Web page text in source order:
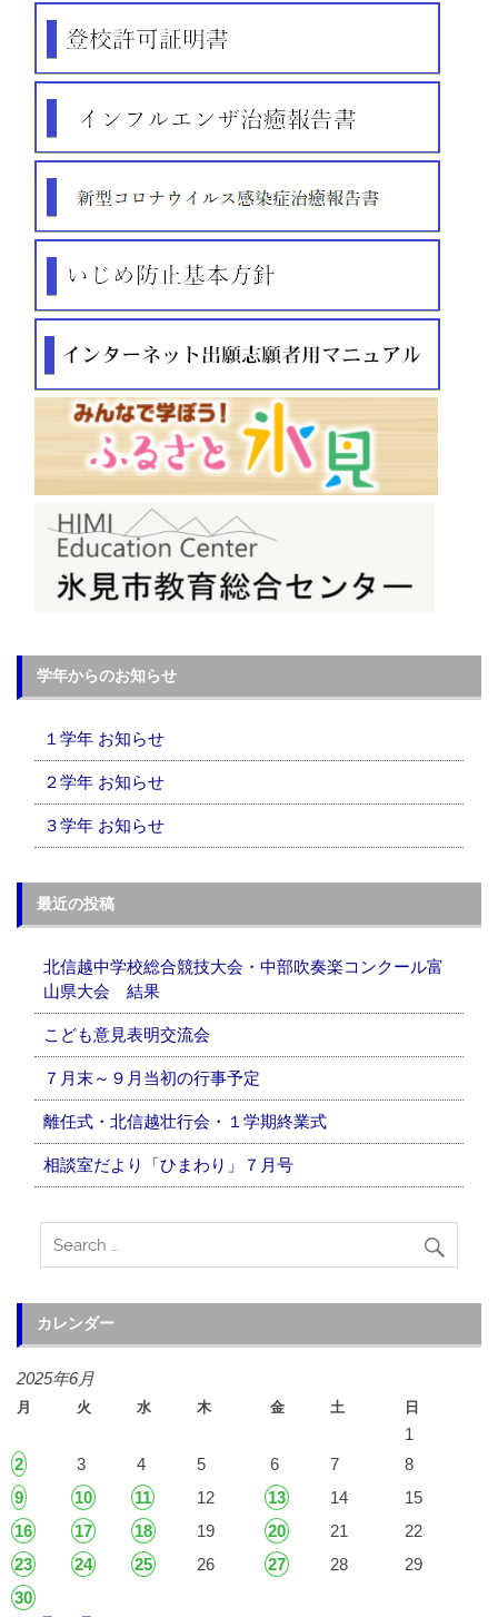
学年からのお知らせ
１学年 お知らせ
２学年 お知らせ
３学年 お知らせ
最近の投稿
北信越中学校総合競技大会・中部吹奏楽コンクール富
山県大会 結果
こども意見表明交流会
７月末～９月当初の行事予定
離任式・北信越壮行会・１学期終業式
相談室だより「ひまわり」７月号
カレンダー
2025年6月
月 火 水 木 金 土 日
1
2
3 4 5 6 7
8
9
10 11 12 13 14
15
16
17 18 19 20 21
22
23
24 25 26 27 28
29
30